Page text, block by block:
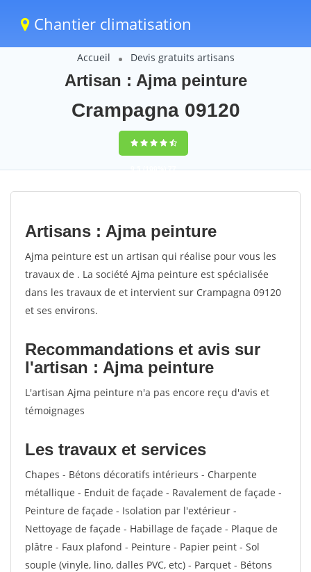
Chantier climatisation
Accueil Devis gratuits artisans
Artisan : Ajma peinture
Crampagna 09120
9,5(100%)77
votes
Artisans : Ajma peinture
Ajma peinture est un artisan qui réalise pour vous les
travaux de . La société Ajma peinture est spécialisée
dans les travaux de et intervient sur Crampagna 09120
et ses environs.
Recommandations et avis sur
l'artisan : Ajma peinture
L'artisan Ajma peinture n'a pas encore reçu d'avis et
témoignages
Les travaux et services
Chapes - Bétons décoratifs intérieurs - Charpente
métallique - Enduit de façade - Ravalement de façade -
Peinture de façade - Isolation par l'extérieur -
Nettoyage de façade - Habillage de façade - Plaque de
plâtre - Faux plafond - Peinture - Papier peint - Sol
souple (vinyle, lino, dalles PVC, etc) - Parquet - Bétons